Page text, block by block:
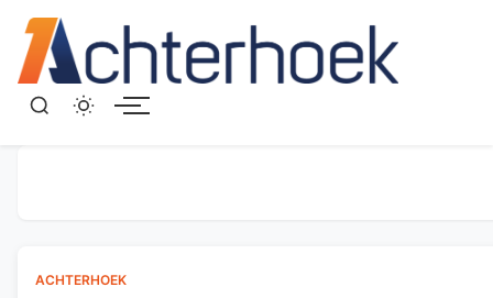
ACHTERHOEK